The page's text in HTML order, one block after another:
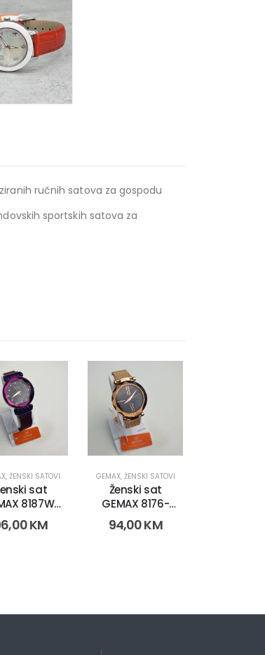
ručnih satova za gospodu
sportskih satova za
,ŽENSKI SATOVI
sat
8187W-
DB (2605)
KM
GEMAX, ŽENSKI SATOVI
Ženski sat
GEMAX 8176-
CR-DB (2606)
94,00KM